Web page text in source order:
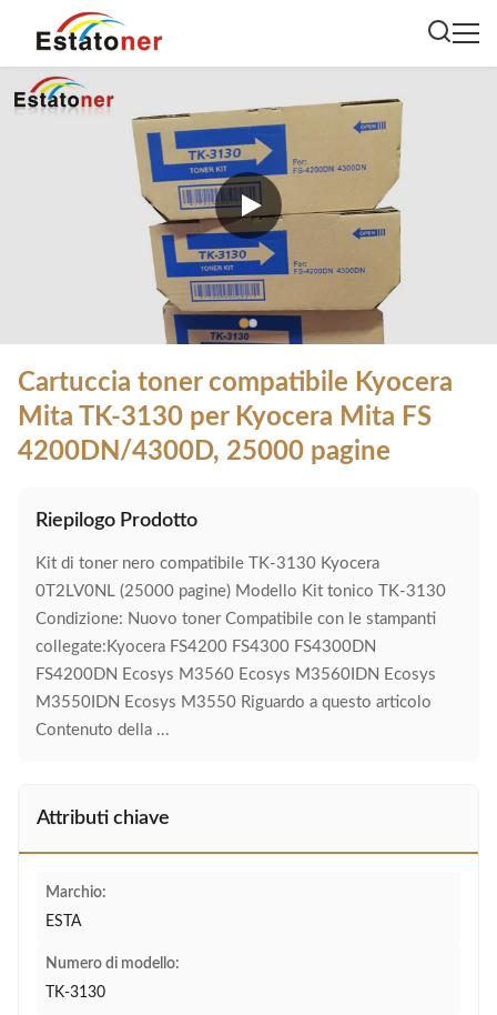
Cartuccia toner compatibile Kyocera
Mita TK-3130 per Kyocera Mita FS
4200DN/4300D, 25000 pagine
Riepilogo Prodotto
Kit di toner nero compatibile TK-3130 Kyocera
0T2LV0NL (25000 pagine) Modello Kit tonico TK-3130
Condizione: Nuovo toner Compatibile con le stampanti
collegate:Kyocera FS4200 FS4300 FS4300DN
FS4200DN Ecosys M3560 Ecosys M3560IDN Ecosys
M3550IDN Ecosys M3550 Riguardo a questo articolo
Contenuto della ...
Attributi chiave
Marchio:
ESTA
Numero di modello:
TK-3130